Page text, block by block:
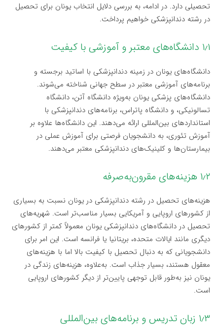
تحصیلی دارد. در ادامه، به بررسی دلایل انتخاب یونان برای تحصیل
در رشته دندانپزشکی خواهیم پرداخت.
۱٫۱ دانشگاه‌های معتبر و آموزشی با کیفیت
دانشگاه‌های یونان در زمینه دندانپزشکی با اساتید برجسته و
برنامه‌های آموزشی معتبر در سطح جهانی شناخته می‌شوند.
دانشگاه‌های پزشکی یونان به‌ویژه دانشگاه آتن، دانشگاه
تسالونیکی، و دانشگاه پاتراس، برنامه‌های دندانپزشکی با
استانداردهای بین‌المللی ارائه می‌دهند. این دانشگاه‌ها علاوه بر
آموزش تئوری، به دانشجویان فرصتی برای آموزش عملی در
بیمارستان‌ها و کلینیک‌های دندانپزشکی معتبر می‌دهند.
۱٫۲ هزینه‌های مقرون‌به‌صرفه
هزینه‌های تحصیل در رشته دندانپزشکی در یونان نسبت به بسیاری
از کشورهای اروپایی و آمریکایی بسیار مناسب‌تر است. شهریه‌های
تحصیل در دانشگاه‌های دندانپزشکی یونان معمولاً کمتر از کشورهای
دیگری مانند ایالات متحده، بریتانیا یا فرانسه است. این امر برای
دانشجویانی که به دنبال تحصیل با کیفیت بالا اما با هزینه‌های
معقول هستند، بسیار جذاب است. به‌علاوه، هزینه‌های زندگی در
یونان نیز به‌طور قابل توجهی پایین‌تر از دیگر کشورهای اروپایی
است.
۱٫۳ زبان تدریس و برنامه‌های بین‌المللی